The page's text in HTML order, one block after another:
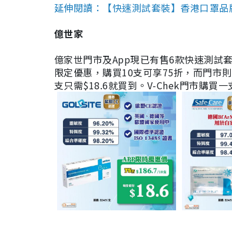
延伸閱讀：【快速測試套裝】香港口罩
億世家
億家世門市及App現已有售6款快速測試
限定優惠，購買10支可享75折，而門市
支只需$18.6就買到。V-Chek門市購買